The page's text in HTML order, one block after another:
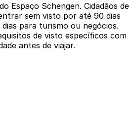
Espaço Schengen. Cidadãos de
sem visto por até 90 dias
para turismo ou negócios.
de visto específicos com
antes de viajar.